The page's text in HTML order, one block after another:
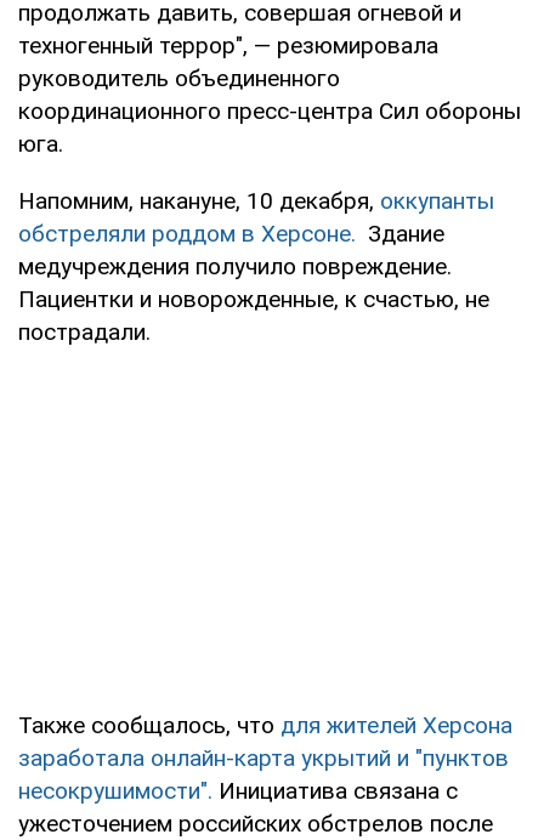
продолжать давить, совершая огневой и
техногенный террор", — резюмировала
руководитель объединенного
координационного пресс-центра Сил обороны
юга.
Напомним, накануне, 10 декабря, оккупанты
обстреляли роддом в Херсоне. Здание
медучреждения получило повреждение.
Пациентки и новорожденные, к счастью, не
пострадали.
Также сообщалось, что для жителей Херсона
заработала онлайн-карта укрытий и "пунктов
несокрушимости". Инициатива связана с
ужесточением российских обстрелов после